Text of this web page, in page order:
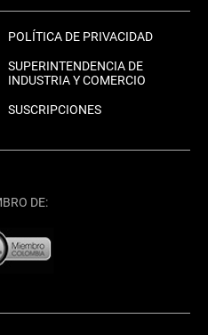
POLÍTICA DE PRIVACIDAD
SUPERINTENDENCIA DE
INDUSTRIA Y COMERCIO
SUSCRIPCIONES
DE: